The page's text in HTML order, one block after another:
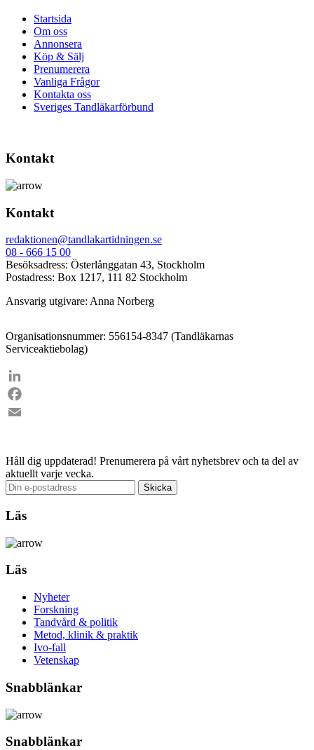
Startsida
Om oss
Annonsera
Köp & Sälj
Prenumerera
Vanliga Frågor
Kontakta oss
Sveriges Tandläkarförbund
Kontakt
Kontakt
redaktionen@tandlakartidningen.se
08 - 666 15 00
Besöksadress: Österlånggatan 43, Stockholm
Postadress: Box 1217, 111 82 Stockholm
Ansvarig utgivare: Anna Norberg
Organisationsnummer: 556154-8347 (Tandläkarnas
Serviceaktiebolag)
LinkedIn
Facebook
Håll dig uppdaterad! Prenumerera på vårt nyhetsbrev och ta del av
aktuellt varje vecka.
Läs
Läs
Nyheter
Forskning
Tandvård & politik
Metod, klinik & praktik
Ivo-fall
Vetenskap
Snabblänkar
Snabblänkar